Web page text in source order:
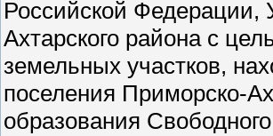
Российской Федерации,
Ахтарского района с
земельных участков,
поселения Приморско-
образования